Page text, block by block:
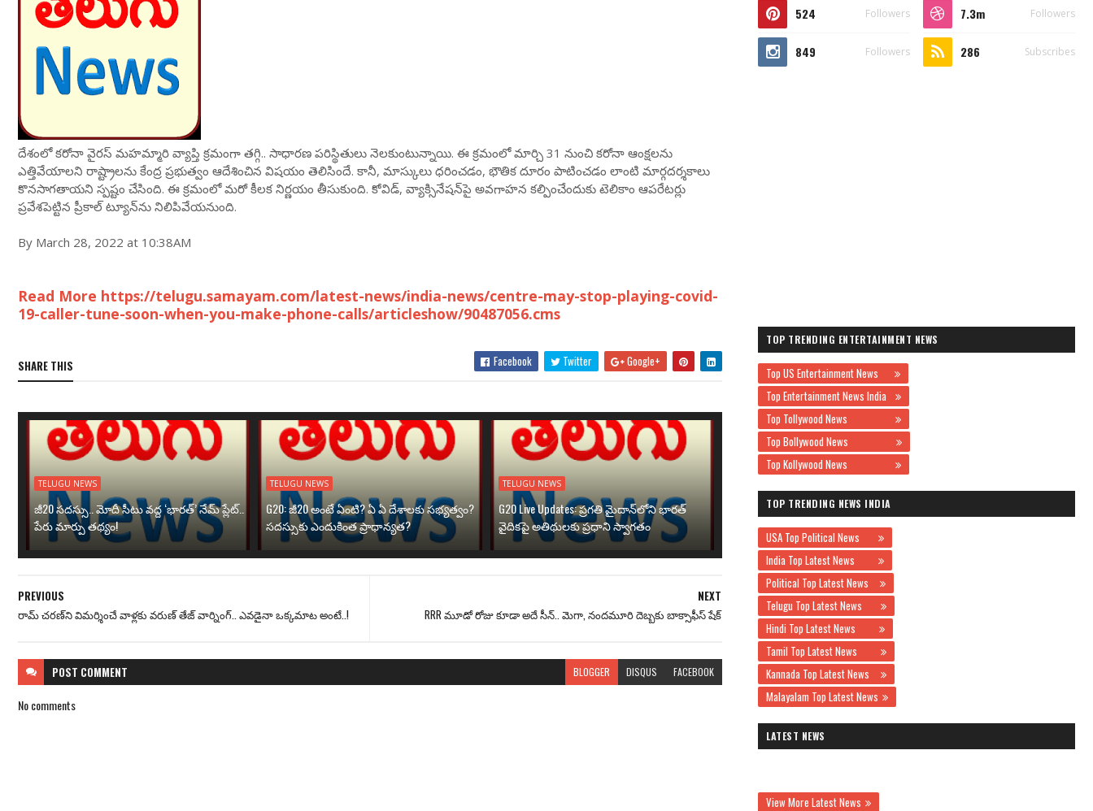
దేశంలో కరోనా వైరస్ మహమ్మారి వ్యాప్తి క్రమంగా తగ్గి.. సాధారణ పరిస్థితులు నెలకుంటున్నాయి. ఈ క్రమంలో మార్చి 31 నుంచి కరోనా ఆంక్షలను
ఎత్తివేయాలని రాష్ట్రాలను కేంద్ర ప్రభుత్వం ఆదేశించిన విషయం తెలిసిందే. కానీ, మాస్కులు ధరించడం, భౌతిక దూరం పాటించడం లాంటి మార్గదర్శకాలు
కొనసాగతాయని స్పష్టం చేసింది. ఈ క్రమంలో మరో కీలక నిర్ణయం తీసుకుంది. కోవిడ్, వ్యాక్సినేషన్‌పై అవగాహన కల్పించేందుకు టెలికాం ఆపరేటర్లు
ప్రవేశపెట్టిన ప్రీకాల్‌ ట్యూన్‌ను నిలిపివేయనుంది.
By March 28, 2022 at 10:38AM
Read More https://telugu.samayam.com/latest-news/india-news/centre-may-stop-playing-covid-
19-caller-tune-soon-when-you-make-phone-calls/articleshow/90487056.cms
SHARE THIS Facebook Twitter Google+
TELUGU NEWS
జీ20 సదస్సు.. మోదీ సీటు వద్ద ‘భారత్’ నేమ్ ప్లేట్‌..
పేరు మార్పు తథ్యం!
TELUGU NEWS
G20: జీ20 అంటే ఏంటి? ఏ ఏ దేశాలకు సభ్యత్వం?
సదస్సుకు ఎందుకింత ప్రాధాన్యత?
TELUGU NEWS
G20 Live Updates: ప్రగతి మైదాన్‌లోని భారత్
వైదికపై అతిథులకు ప్రధాని స్వాగతం
NEXT
RRR మూడో రోజు కూడా అదే సీన్.. మెగా, నందమూరి దెబ్బకు బాక్సాఫీస్ షేక్
PREVIOUS
రామ్ చరణ్‌ని విమర్శించే వాళ్లకు వరుణ్ తేజ్ వార్నింగ్.. ఎవడైనా ఒక్కమాట అంటే..!
POST COMMENT BLOGGER DISQUS FACEBOOK
No comments
524 Followers 7.3m Followers
849 Followers 286 Subscribes
TOP TRENDING ENTERTAINMENT NEWS
Top US Entertainment News
Top Entertainment News India
Top Tollywood News
Top Bollywood News
Top Kollywood News
TOP TRENDING NEWS INDIA
USA Top Political News
India Top Latest News
Political Top Latest News
Telugu Top Latest News
Hindi Top Latest News
Tamil Top Latest News
Kannada Top Latest News
Malayalam Top Latest News
LATEST NEWS
View More Latest News